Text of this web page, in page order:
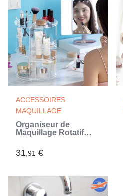
ACCESSOIRES
MAQUILLAGE
Organiseur de
Maquillage Rotatif
31,91 €